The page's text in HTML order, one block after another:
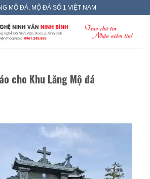
MỘ ĐÁ, MỘ ĐÁ SỐ 1 VIỆT NAM
cho Khu Lăng Mộ đá